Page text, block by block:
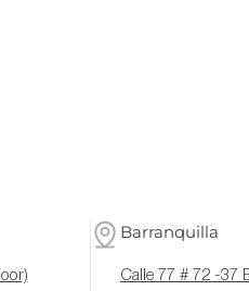
Barranquilla
Calle 77 # 72 -37